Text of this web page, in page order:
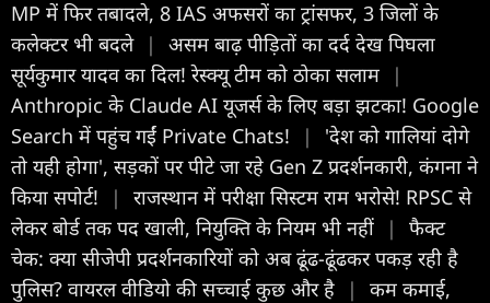
MP में फिर तबादले, 8 IAS अफसरों का ट्रांसफर, 3 जिलों के
कलेक्टर भी बदले |
असम बाढ़ पीड़ितों का दर्द देख पिघला
सूर्यकुमार यादव का दिल! रेस्क्यू टीम को ठोका सलाम
|
Anthropic के Claude AI यूजर्स के लिए बड़ा झटका! Google
Search में पहुंच गईं Private Chats!
|
'देश को गालियां दोगे
तो यही होगा', सड़कों पर पीटे जा रहे Gen Z प्रदर्शनकारी, कंगना ने
किया सपोर्ट!
|
राजस्थान में परीक्षा सिस्टम राम भरोसे! RPSC से
लेकर बोर्ड तक पद खाली, नियुक्ति के नियम भी नहीं
|
फैक्ट
चेक: क्या सीजेपी प्रदर्शनकारियों को अब ढूंढ-ढूंढकर पकड़ रही है
पुलिस? वायरल वीडियो की सच्चाई कुछ और है
|
कम कमाई,